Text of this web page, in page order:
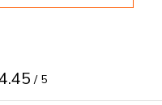
blijven warm aanvoelen
buitenlaag zorgt voor
/ 5